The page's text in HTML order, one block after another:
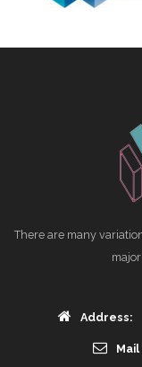
There are many
Address:
Mail